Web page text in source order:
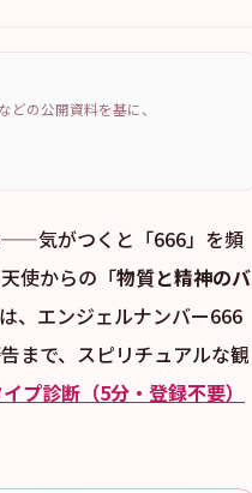
の公開資料を基に、
——気がつくと「666」を頻
使からの「物質と精神のバ
、エンジェルナンバー666
まで、スピリチュアルな観
プ診断（5分・登録不要）